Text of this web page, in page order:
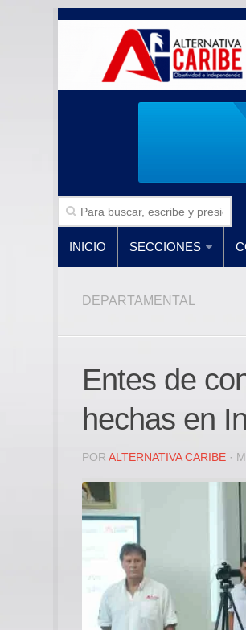
INICIO SECCIONES
DEPARTAMENTAL
Entes de
hechas en
POR ALTERNATIVA CARIBE ·